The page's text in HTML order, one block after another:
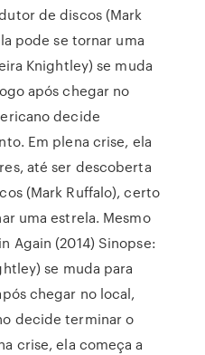
de discos (Mark
pode se tornar uma
Knightley) se muda
após chegar no
decide
Em plena crise, ela
até ser descoberta
(Mark Ruffalo), certo
uma estrela. Mesmo
Again (2014) Sinopse:
se muda para
chegar no local,
decide terminar o
crise, ela começa a